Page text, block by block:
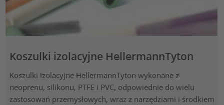
Koszulki izolacyjne HellermannTyton
Koszulki izolacyjne HellermannTyton wykonane z
neoprenu, silikonu, PTFE i PVC, odpowiednie do wielu
zastosowań przemysłowych, wraz z narzędziami i środkiem